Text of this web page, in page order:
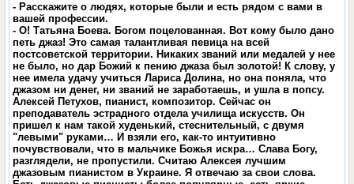
- Расскажите о людях, которые были и есть рядом с вами в
вашей профессии.
- О! Татьяна Боева. Богом поцелованная. Вот кому было дано
петь джаз! Это самая талантливая певица на всей
постсоветской территории. Никаких званий или медалей у нее
не было, но дар Божий к пению джаза был золотой! К слову, у
нее имела удачу учиться Лариса Долина, но она поняла, что
джазом ни денег, ни званий не заработаешь, и ушла в попсу.
Алексей Петухов, пианист, композитор. Сейчас он
преподаватель эстрадного отдела училища искусств. Он
пришел к нам такой худенький, стеснительный, с двумя
"левыми" руками… И взяли его, как-то интуитивно
почувствовали, что в мальчике Божья искра… Слава Богу,
разглядели, не пропустили. Считаю Алексея лучшим
джазовым пианистом в Украине. Я отвечаю за свои слова.